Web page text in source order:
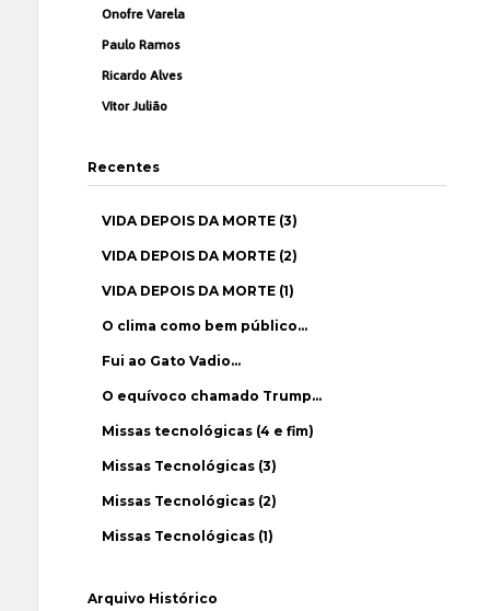
Onofre Varela
Paulo Ramos
Ricardo Alves
Vítor Julião
Recentes
VIDA DEPOIS DA MORTE (3)
VIDA DEPOIS DA MORTE (2)
VIDA DEPOIS DA MORTE (1)
O clima como bem público…
Fui ao Gato Vadio…
O equívoco chamado Trump…
Missas tecnológicas (4 e fim)
Missas Tecnológicas (3)
Missas Tecnológicas (2)
Missas Tecnológicas (1)
Arquivo Histórico